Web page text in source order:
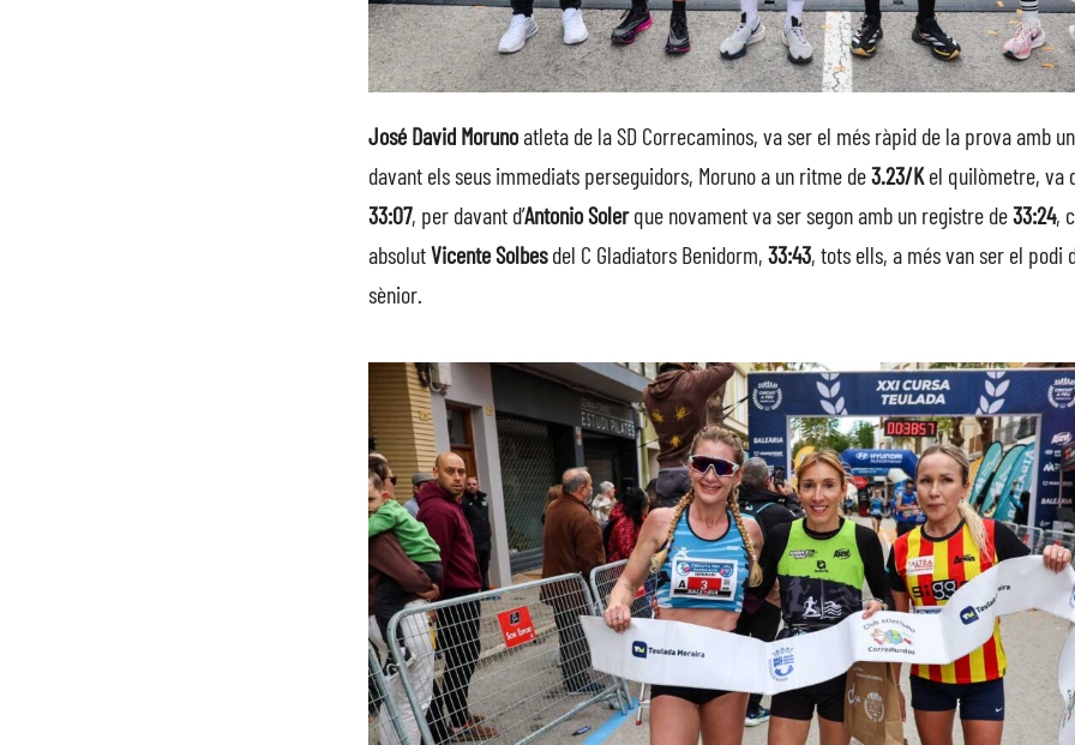
José David Morunoatleta de la SD Correcaminos, va ser el més ràpid de la prova amb
davant els seus immediats perseguidors, Moruno a un ritme de3.23/Kel quilòmetre, va
33:07, per davant d’Antonio Solerque novament va ser segon amb un registre de33:24,
absolutVicente Solbesdel C Gladiators Benidorm, 33:43, tots ells, a més van ser el podi
sènior.